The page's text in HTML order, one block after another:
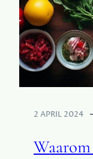
2 APRIL 2024